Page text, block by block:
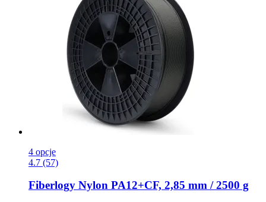
4 opcje
4.7 (57)
Fiberlogy Nylon PA12+CF, 2,85 mm / 2500 g